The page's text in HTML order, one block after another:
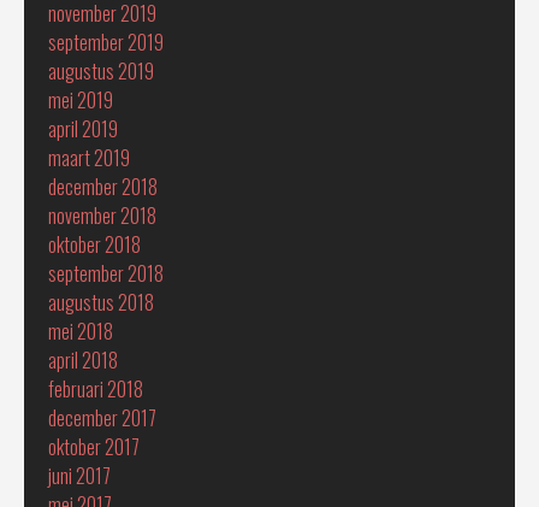
november 2019
september 2019
augustus 2019
mei 2019
april 2019
maart 2019
december 2018
november 2018
oktober 2018
september 2018
augustus 2018
mei 2018
april 2018
februari 2018
december 2017
oktober 2017
juni 2017